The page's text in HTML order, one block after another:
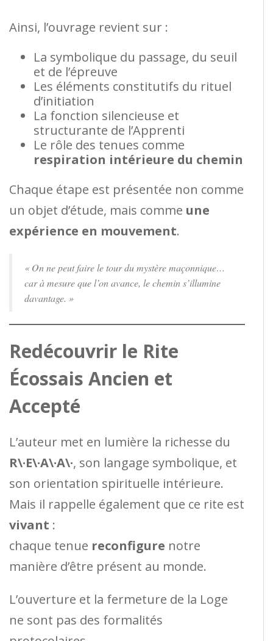
Ainsi, l’ouvrage revient sur :
La symbolique du passage, du seuil
et de l’épreuve
Les éléments constitutifs du rituel
d’initiation
La fonction silencieuse et
structurante de l’Apprenti
Le rôle des tenues comme
respiration intérieure du chemin
Chaque étape est présentée non comme
un objet d’étude, mais comme une
expérience en mouvement.
« On ne peut faire le tour du mystère maçonnique…
car à mesure que l’on avance, le chemin s’illumine
davantage. »
Redécouvrir le Rite
Écossais Ancien et
Accepté
L’auteur met en lumière la richesse du
R\·E\·A\·A\·, son langage symbolique, et
son orientation spirituelle intérieure.
Mais il rappelle également que ce rite est
vivant :
chaque tenue reconfigure notre
manière d’être présent au monde.
L’ouverture et la fermeture de la Loge
ne sont pas des formalités